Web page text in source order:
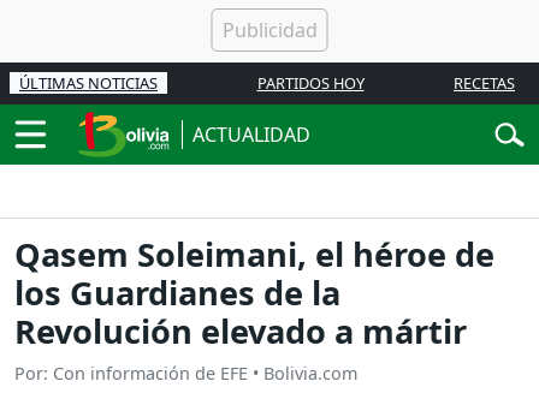
ÚLTIMAS NOTICIAS PARTIDOS HOY RECETAS
ACTUALIDAD
Qasem Soleimani, el héroe de
los Guardianes de la
Revolución elevado a mártir
Por: Con información de EFE • Bolivia.com